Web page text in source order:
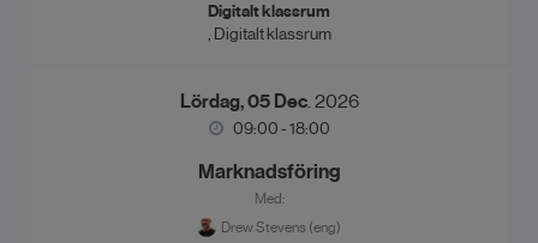
Digitalt klassrum
, Digitalt klassrum
Lördag, 05 Dec. 2026
09:00 - 18:00
Marknadsföring
Med:
Drew Stevens (eng)